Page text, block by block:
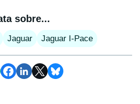
sobre...
Jaguar Jaguar I-Pace